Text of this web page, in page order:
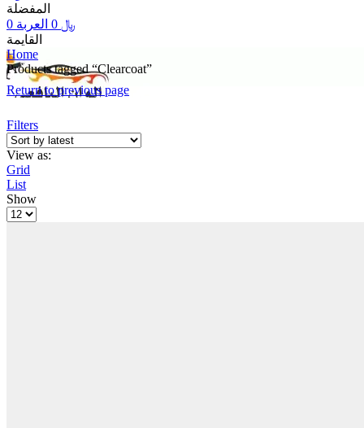
المفضلة
0
﷼
القايمة
Home
Products tagged “Clearcoat”
Return to previous page
Filters
View as:
Grid
List
Show
Products